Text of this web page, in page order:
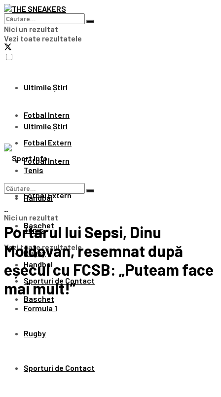
Nici un rezultat
Vezi toate rezultatele
Ultimile Știri
Fotbal Intern
Fotbal Extern
Tenis
Handbal
Baschet
Rugby
Sporturi de Contact
Formula 1
Ultimile Știri
Fotbal Intern
Fotbal Extern
Tenis
Handbal
Baschet
Rugby
Sporturi de Contact
Nici un rezultat
Vezi toate rezultatele
Portarul lui Sepsi, Dinu
Moldovan, resemnat după
eșecul cu FCSB: „Puteam face
mai mult!”